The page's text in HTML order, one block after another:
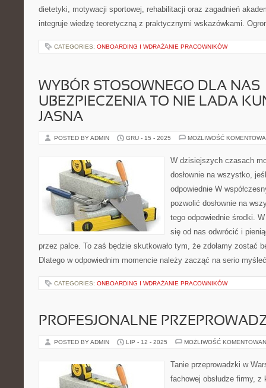
dietetyki, motywacji sportowej, rehabilitacji oraz zagadnień
integruje wiedzę teoretyczną z praktycznymi wskazówkami.
CATEGORIES: ONBOARDING I WDRAŻANIE PRACOWNIKÓW
WYBÓR STOSOWNEGO DLA NAS
UBEZPIECZENIA TO NIE LADA
JASNA
POSTED BY ADMIN GRU - 15 - 2025 MOŻLIWOŚĆ
W dzisiejszych czasach
dosłownie na wszystko,
odpowiednie W
pozwolić dosłownie na
tego odpowiednie środki.
się od nas odwrócić i
przez palce. To zaś będzie skutkowało tym, że zdołamy zostać
Dlatego w odpowiednim momencie należy zacząć na serio
CATEGORIES: ONBOARDING I WDRAŻANIE PRACOWNIKÓW
PROFESJONALNE
POSTED BY ADMIN LIP - 12 - 2025 MOŻLIWOŚĆ
Tanie przeprowadzki w
fachowej obsłudze firmy, z